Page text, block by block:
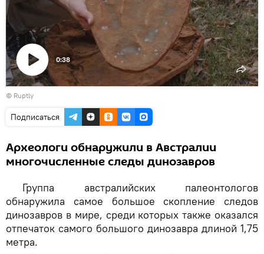
Воспроизвести
видео
0:38
© Ruptly
Подписаться
Археологи обнаружили в Австралии
многочисленные следы динозавров
Группа австралийских палеонтологов
обнаружила самое большое скопление следов
динозавров в мире, среди которых также оказался
отпечаток самого большого динозавра длиной 1,75
метра.